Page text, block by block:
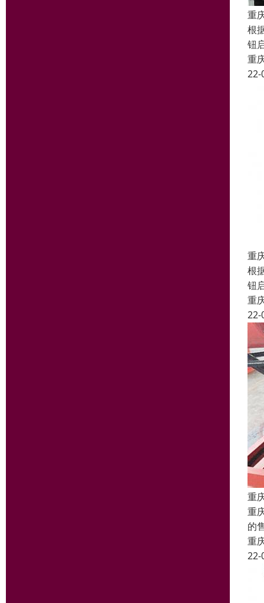
重
根
钮
重
22-
重
根
钮
重
22-
重
重
的
重
22-